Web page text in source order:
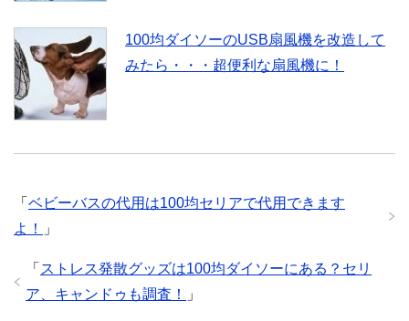
100均ダイソーのUSB扇風機を改造して
みたら・・・超便利な扇風機に！
「 ベビーバスの代用は100均セリアで代用できます
よ！
」
「 ストレス発散グッズは100均ダイソーにある？セリ
ア、キャンドゥも調査！
」